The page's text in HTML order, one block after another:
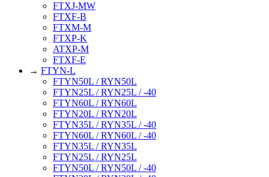
FTXJ-MW
FTXF-B
FTXM-M
FTXP-K
ATXP-M
FTXF-E
→ FTYN-L
FTYN50L / RYN50L
FTYN25L / RYN25L / -40
FTYN60L / RYN60L
FTYN20L / RYN20L
FTYN35L / RYN35L / -40
FTYN60L / RYN60L / -40
FTYN35L / RYN35L
FTYN25L / RYN25L
FTYN50L / RYN50L / -40